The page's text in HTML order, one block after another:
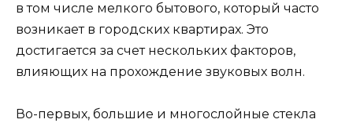
в том числе мелкого бытового, который часто
возникает в городских квартирах. Это
достигается за счет нескольких факторов,
влияющих на прохождение звуковых волн.
Во-первых, большие и многослойные стекла